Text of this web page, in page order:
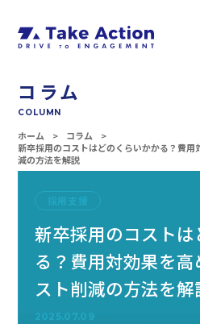
コラム
COLUMN
ホーム
コラム
新卒採用のコストはどのくらいかかる？費
減の方法を解説
採用支援
新卒採用のコスト
る？費用対効果を
スト削減の方法を解
2025.07.09